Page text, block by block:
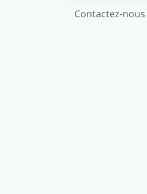
Contactez-nous